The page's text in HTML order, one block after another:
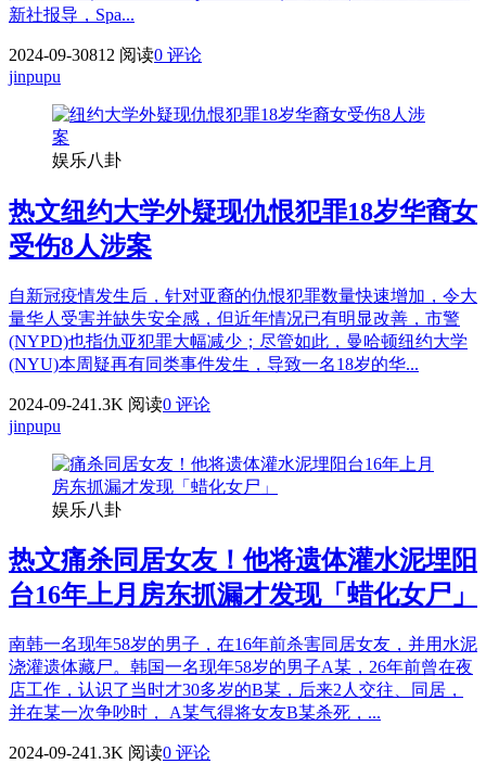
新社报导，Spa...
2024-09-30812 阅读0 评论
jinpupu
娱乐八卦
热文纽约大学外疑现仇恨犯罪18岁华裔女
受伤8人涉案
自新冠疫情发生后，针对亚裔的仇恨犯罪数量快速增加，令大
量华人受害并缺失安全感，但近年情况已有明显改善，市警
(NYPD)也指仇亚犯罪大幅减少；尽管如此，曼哈顿纽约大学
(NYU)本周疑再有同类事件发生，导致一名18岁的华...
2024-09-241.3K 阅读0 评论
jinpupu
娱乐八卦
热文痛杀同居女友！他将遗体灌水泥埋阳
台16年上月房东抓漏才发现「蜡化女尸」
南韩一名现年58岁的男子，在16年前杀害同居女友，并用水泥
浇灌遗体藏尸。韩国一名现年58岁的男子A某，26年前曾在夜
店工作，认识了当时才30多岁的B某，后来2人交往、同居，
并在某一次争吵时， A某气得将女友B某杀死，...
2024-09-241.3K 阅读0 评论